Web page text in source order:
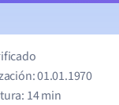
01.01.1970
14 min